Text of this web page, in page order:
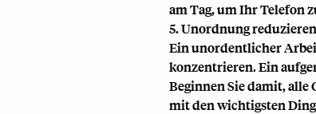
am Tag, um Ihr Telefon
5. Unordnung reduzieren
Ein unordentlicher
konzentrieren. Ein
Beginnen Sie damit, alle
mit den wichtigsten